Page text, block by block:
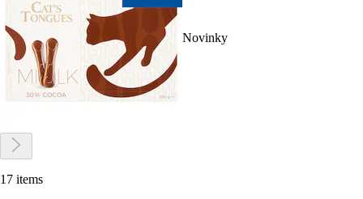
Novinky
17 items